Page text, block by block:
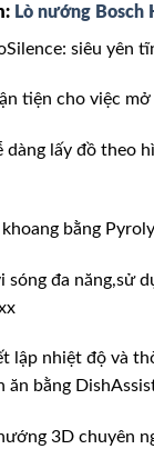
Lò nướng Bosch
siêu yên
tiện cho việc mở
dàng lấy đồ theo
khoang bằng
sóng đa năng,sử
lập nhiệt độ và
ăn bằng
3D chuyên